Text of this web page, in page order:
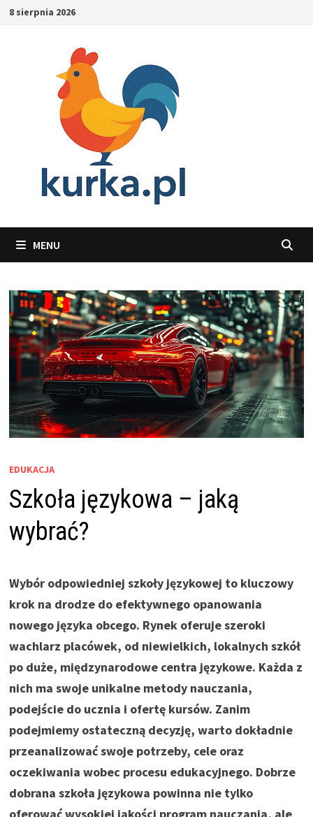
Skip8 sierpnia 2026
MENU
EDUKACJA
Szkoła językowa – jaką
wybrać?
Wybór odpowiedniej szkoły językowej to kluczowy
krok na drodze do efektywnego opanowania
nowego języka obcego. Rynek oferuje szeroki
wachlarz placówek, od niewielkich, lokalnych szkół
po duże, międzynarodowe centra językowe. Każda z
nich ma swoje unikalne metody nauczania,
podejście do ucznia i ofertę kursów. Zanim
podejmiemy ostateczną decyzję, warto dokładnie
przeanalizować swoje potrzeby, cele oraz
oczekiwania wobec procesu edukacyjnego. Dobrze
dobrana szkoła językowa powinna nie tylko